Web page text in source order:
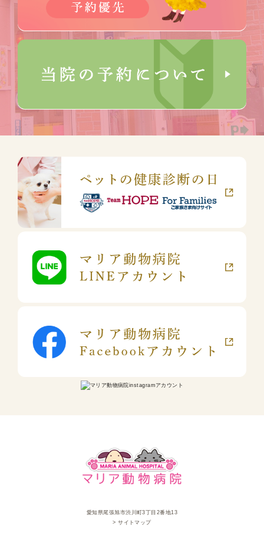
愛知県尾張旭市渋川町3丁目2番地13
> サイトマップ